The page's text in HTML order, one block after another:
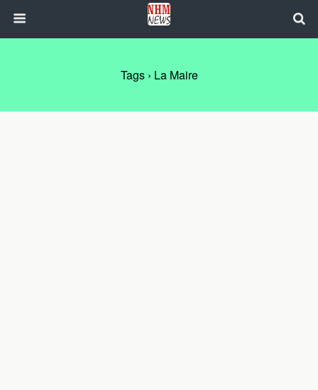
Tags › La Maire